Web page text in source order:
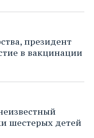
президент
в вакцинации
шестерых детей